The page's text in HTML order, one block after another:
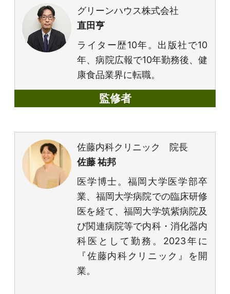
グリーンハウス株式会社
直田亨
ライター歴10年。出版社で10
年、病院広報で10年勤務後、健
康食品業界に転職。
監修者
佐藤内科クリニック 院長
佐藤 祐邦
医学博士。福岡大学医学部卒
業、福岡大学病院での臨床研修
医を経て、福岡大学筑紫病院及
び関連病院等で内科・消化器内
科医として勤務。2023年に
『佐藤内科クリニック』を開
業。